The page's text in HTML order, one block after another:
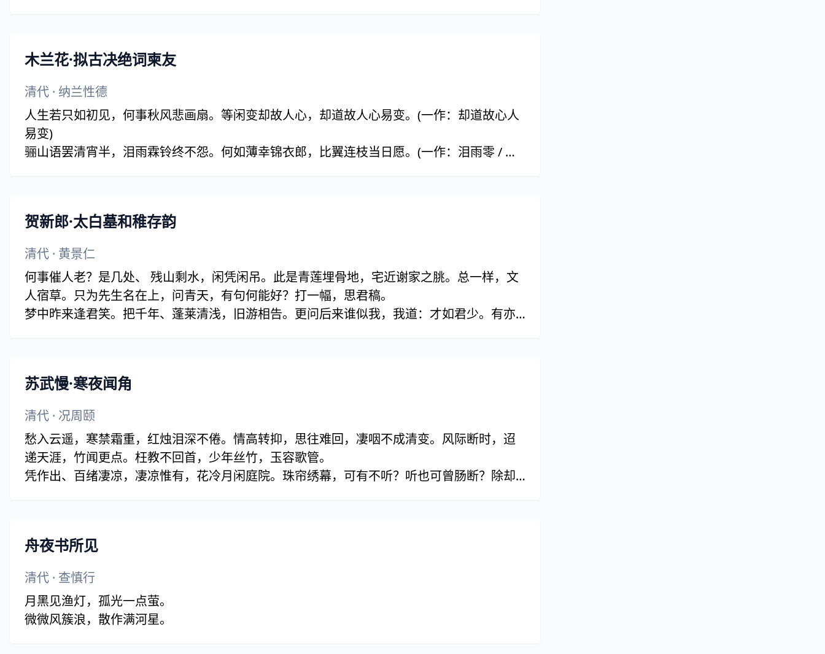
木兰花·拟古决绝词柬友
清代 · 纳兰性德
人生若只如初见，何事秋风悲画扇。等闲变却故人心，却道故人心易变。(一作：却道故心人
易变)
骊山语罢清宵半，泪雨霖铃终不怨。何如薄幸锦衣郎，比翼连枝当日愿。(一作：泪雨零 / 夜
贺新郎·太白墓和稚存韵
清代 · 黄景仁
何事催人老？是几处、 残山剩水，闲凭闲吊。此是青莲埋骨地，宅近谢家之脁。总一样，文
人宿草。只为先生名在上，问青天，有句何能好？打一幅，思君稿。
梦中昨来逢君笑。把千年、蓬莱清浅，旧游相告。更问后来谁似我，我道：才如君少。有亦
苏武慢·寒夜闻角
清代 · 况周颐
愁入云遥，寒禁霜重，红烛泪深不倦。情高转抑，思往难回，凄咽不成清变。风际断时，迢
递天涯，竹闻更点。枉教不回首，少年丝竹，玉容歌管。
凭作出、百绪凄凉，凄凉惟有，花冷月闲庭院。珠帘绣幕，可有不听？听也可曾肠断？除却
舟夜书所见
清代 · 查慎行
月黑见渔灯，孤光一点萤。
微微风簇浪，散作满河星。